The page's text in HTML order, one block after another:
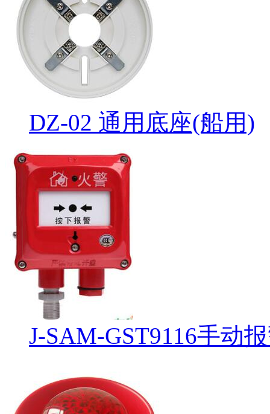
DZ-02 通用底座(船用)
J-SAM-GST9116手动